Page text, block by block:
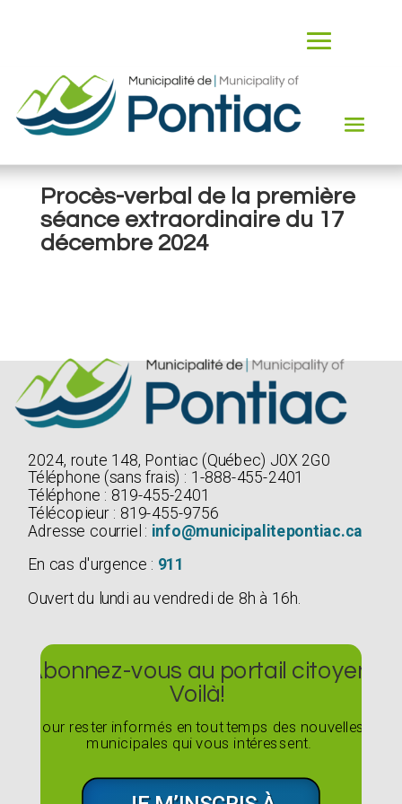
Procès-verbal de la première
séance extraordinaire du 17
décembre 2024
2024, route 148, Pontiac (Québec) J0X 2G0
Téléphone (sans frais) : 1-888-455-2401
Téléphone : 819-455-2401
Télécopieur : 819-455-9756
Adresse courriel : info@municipalitepontiac.ca
En cas d'urgence : 911
Ouvert du lundi au vendredi de 8h à 16h.
Abonnez-vous au portail citoyen
Voilà!
Pour rester informés en tout temps des nouvelles
municipales qui vous intéressent.